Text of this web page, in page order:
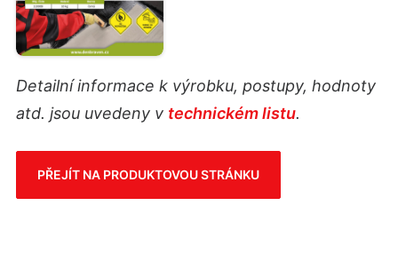
Detailní informace k výrobku, postupy, hodnoty
atd. jsou uvedeny v technickém listu.
PŘEJÍT NA PRODUKTOVOU STRÁNKU